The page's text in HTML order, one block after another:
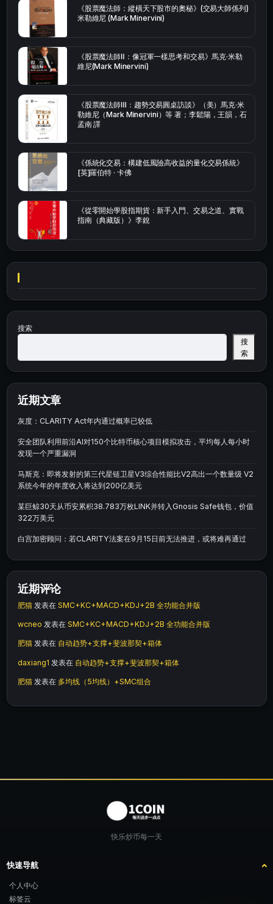
《股票魔法師：縱橫天下股市的奧秘》(交易大師係列)
米勒維尼 (Mark Minervini)
《股票魔法師Ⅱ：像冠軍一樣思考和交易》馬克·米勒
維尼(Mark Minervini)
《股票魔法師Ⅲ：趨勢交易圓桌訪談》（美）馬克·米
勒維尼（Mark Minervini）等 著；李鬆陽，王韻，石
孟南 譯
《係統化交易：構建低風險高收益的量化交易係統》
[英]羅伯特 · 卡佛
《從零開始學股指期貨：新手入門、交易之道、實戰
指南（典藏版）》李銳
搜索
搜
索
近期文章
灰度：CLARITY Act年内通过概率已较低
安全团队利用前沿AI对150个比特币核心项目模拟攻击，平均每人每小时
发现一个严重漏洞
马斯克：即将发射的第三代星链卫星V3综合性能比V2高出一个数量级 V2
系统今年的年度收入将达到200亿美元
某巨鲸30天从币安累积38.783万枚LINK并转入Gnosis Safe钱包，价值
322万美元
白宫加密顾问：若CLARITY法案在9月15日前无法推进，或将难再通过
近期评论
肥猫 发表在 SMC+KC+MACD+KDJ+2B 全功能合并版
wcneo 发表在 SMC+KC+MACD+KDJ+2B 全功能合并版
肥猫 发表在 自动趋势+支撑+斐波那契+箱体
daxiang1 发表在 自动趋势+支撑+斐波那契+箱体
肥猫 发表在 多均线（5均线）+SMC组合
快乐炒币每一天
快速导航
个人中心
标签云